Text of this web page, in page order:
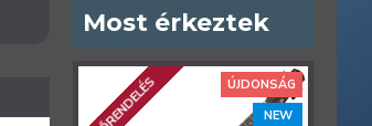
Most érkeztek
ÚJDONSÁG
NEW
ELŐRENDELÉS